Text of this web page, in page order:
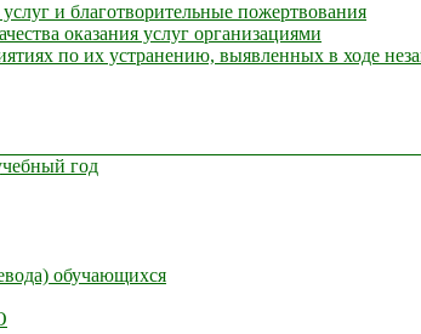
и благотворительные пожертвования
оказания услуг организациями
по их устранению, выявленных в ходе
год
обучающихся